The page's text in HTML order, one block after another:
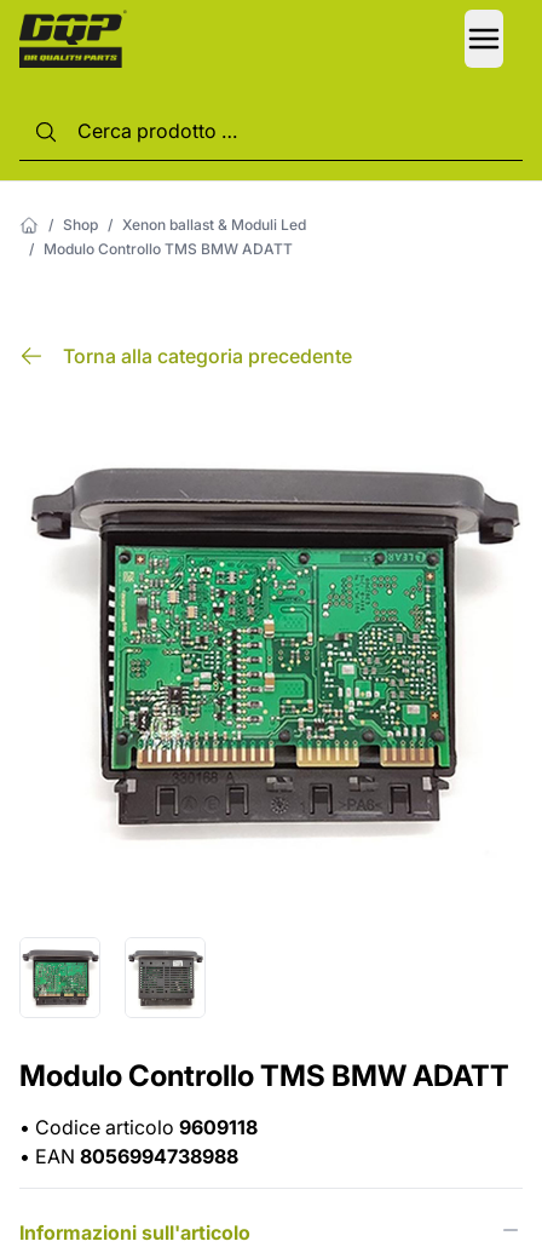
/ Shop / Xenon ballast & Moduli Led
/ Modulo Controllo TMS BMW ADATT
Torna alla categoria precedente
Modulo Controllo TMS BMW ADATT
• Codice articolo 9609118
• EAN 8056994738988
Informazioni sull'articolo